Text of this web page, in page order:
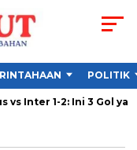
POLITIK
vs Inter 1-2: Ini 3 Gol